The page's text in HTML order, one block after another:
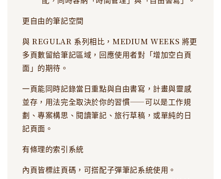
更自由的筆記空間
與 REGULAR 系列相比，MEDIUM WEEKS 將更
多頁數留給筆記區域，回應使用者對「增加空白頁
面」的期待。
一頁能同時記錄當日重點與自由書寫，計畫與靈感
並存，用法完全取決於你的習慣——可以是工作規
劃、專案構思、閱讀筆記、旅行草稿，或單純的日
記頁面。
有條理的索引系統
內頁皆標註頁碼，可搭配子彈筆記系統使用。